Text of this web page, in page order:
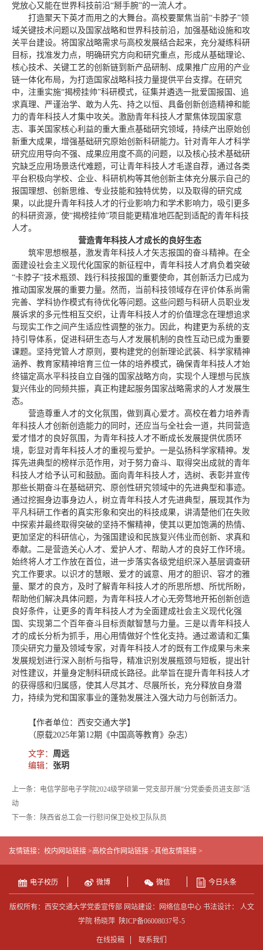
党放心又能在世界科技前沿“掰手腕”的一流人才。
打造聚天下英才而用之的大舞台。高校要聚焦当前“卡脖子”领
域关键技术问题以及国家战略和世界科技前沿，加强基础设施和攻
关平台建设。将国家战略需求与高校发展结合起来，充分凝练科研
目标，找准发力点，明确研究方向和研究重点，形成从基础理论、
核心技术、关键工艺的创新链到新产品研制、成果推广应用的产业
链一体化布局，为打造国家战略科技力量提供平台支撑。在研究
中，注重实施“揭榜挂帅”科研模式，征集并遴选一批爱国报国、追
求真理、严谨治学、敢为人先、持之以恒、具备创新创造精神和能
力的青年科技人才集中攻关。激励青年科技人才聚焦体现国家意
志、事关国家核心利益的重大重点基础研究领域，持续产出原始创
新重大成果，增强基础研究原始创新科研能力。针对青年人才科学
研究应用导向不强、成果应用度不高的问题，以及核心技术基础研
究缺乏应用场景迭代难题，可让青年科技人才毛遂自荐，通过各类
平台积极向学校、企业、科研机构等其他创新主体充分展示自己的
报国理想、创新思维、专业技能和独特优势，以及取得的研究成
果，以此提升青年科技人才的行业影响力和学术影响力，吸引更多
的科研资源，使“揭榜挂帅”项目能更精准地匹配到适配的青年科技
人才。
营造青年科技人才成长的良好生态
筑牢思想根基，激发青年科技人才矢志报国的奋斗精神。在全
面建设社会主义现代化国家的新征程中，青年科技人才肩负着突破
“卡脖子”技术瓶颈、践行科技报国的重要使命，其创新活力已成为
推动国家发展的重要力量。然而，当前科技领域存在评价体系尚需
完善、学科协作模式有待优化等问题。这些问题与科研人员职业发
展诉求的多元性相互交织，让青年科技人才的价值理念在理想追求
与现实工作之间产生适应性调整的张力。因此，构建更为系统的支
持引导体系，促进科研生态与人才发展机制的良性互动已成为重要
课题。坚持党管人才原则，要构建党的创新理论武装、科学家精神
涵养、教育家精神培育三位一体的培养模式，确保青年科技人才始
终锚定高水平科技自立自强的国家战略方向，实现个人理想与民族
复兴伟业的同频共振，真正构建起服务国家战略需求的人才发展生
态。
营造尊重人才的文化氛围，做到真心爱才。高校在着力培养青
年科技人才创新创造能力的同时，还应当与全社会一道，共同营造
爱才惜才的良好氛围，为青年科技人才不断成长发展提供优质环
境，彰显对青年科技人才的重视与爱护。一是弘扬科学家精神。发
挥先进典型的榜样示范作用，对于努力奋斗、取得突出成就的青年
科技人才给予认可和鼓励。面向青年科技人才，选树、表彰并宣传
那些长期奋斗在基础研究、原创性研究领域中的先进典型和事迹。
通过挖掘身边事身边人，树立青年科技人才先进典型，展现其作为
平凡科研工作者的真实形象和突出的科技成果，讲清楚他们在失败
中探索并最终取得突破的坚持不懈精神，使其以更加饱满的热情、
更加坚定的科研信心，为强国建设和民族复兴伟业而创新、求真和
奉献。二是营造关心人才、爱护人才、帮助人才的良好工作环境。
始终将人才工作放在首位，进一步落实各级党组织深入基层调查研
究工作要求。以识才的慧眼、爱才的诚意、用才的胆识、容才的雅
量、聚才的良方，及时了解青年科技人才的所思所想、所忧所盼，
帮助他们解决具体问题，为青年科技人才心无旁骛地开拓创新创造
良好条件，让更多的青年科技人才为全面建成社会主义现代化强
国、实现第二个百年奋斗目标贡献智慧与力量。三是以青年科技人
才的成长分析为抓手，用心用情做好个性化支持。通过邀请和汇集
顶尖研究力量及领域专家，对青年科技人才的既有工作成果与未来
发展规划进行深入剖析与指导，精准识别发展瓶颈与短板，提出针
对性建议，并量身定制科研成长路径。此举旨在提升青年科技人才
的获得感和归属感，使其人尽其才、尽展所长，充分释放自身潜
力，持续为党和国家事业的蓬勃发展注入强大动力与创新活力。
【作者单位：西安交通大学】
（原载2025年第12期《中国高等教育》杂志）
文字： 周远
编辑： 张玥
上一条：电信学部电子学院2024级学硕第一党支部开展“分党委委员进支部”活
动
下一条：陕西省总工会一行慰问保卫处校卫队队员
友情链接： 校内网站链接 >高校合作网站链接 >其他友情链接 >
电子校历 微博 微信 今日头条
版权所有：西安交通大学党委宣传部 网站建设：网络信息中心 书法设计： 人文
学院 杨晓萍 陕ICP备06008037号-5
在线投稿 联系我们